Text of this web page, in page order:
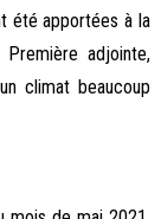
été apportées à la
adjointe,
climat beaucoup